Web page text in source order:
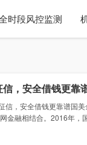
时段风控监测
，安全借钱更靠
，安全借钱更靠谱国
金融相结合。2016年，